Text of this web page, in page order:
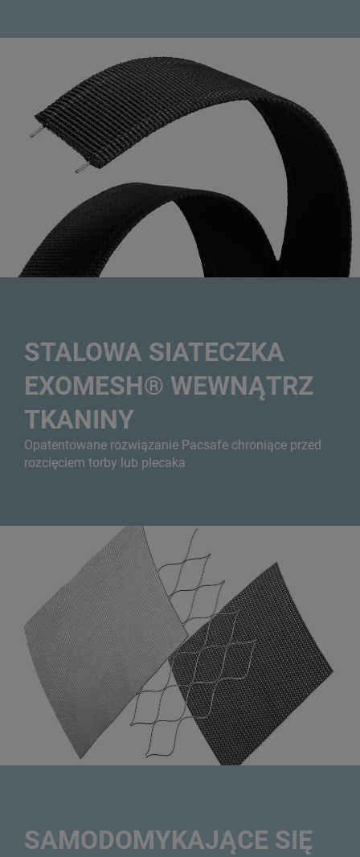
STALOWA SIATECZKA
EXOMESH® WEWNĄTRZ
TKANINY
Opatentowane rozwiązanie Pacsafe chroniące przed
rozcięciem torby lub plecaka
SAMODOMYKAJĄCE SIĘ